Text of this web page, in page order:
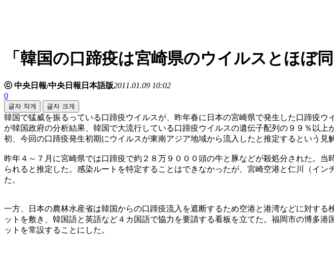
「韓国の口蹄疫は宮崎県のウイルスとほぼ同
ⓒ 中央日報/中央日報日本語版2011.01.09 10:02
0
글자 작게 글자 크게
韓国で猛威を振るっている口蹄疫ウイルスが、昨年春に日本の宮崎県で発生した口蹄疫
が韓国政府の分析結果、韓国で大流行している口蹄疫ウイルスの遺伝子配列の９９％以
初、今回の口蹄疫発生初期にウイルスが東南アジア地域から流入したと推定するという見
昨年４～７月に宮崎県では口蹄疫で約２８万９０００頭の牛と豚などが殺処分された。
られると推定した。感染ルートを特定することはできなかったが、宮崎空港と仁川（イ
た。
一方、日本の農林水産省は韓国からの口蹄疫流入を遮断するため空港と港湾などに対す
ットを敷き、韓国語と英語など４カ国語で協力を要請する看板を立てた。福岡市の博多
ットを常設することにした。